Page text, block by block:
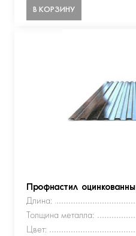
В КОРЗИНУ
Профнастил
Длина:
Толщина металла:
Цвет: